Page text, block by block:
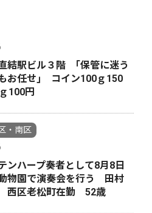
結駅ビル３階 ｢保管に迷う
お任せ｣ コイン100ｇ150
100円
・南区
ンハープ奏者として8月8日
物園で演奏会を行う 田村
西区老松町在勤 52歳